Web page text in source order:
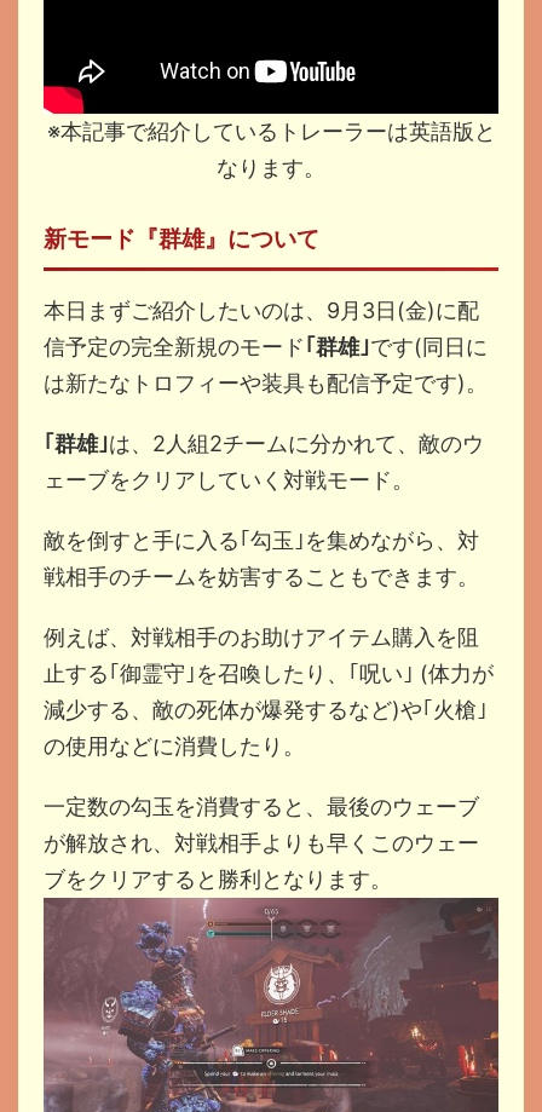
※本記事で紹介しているトレーラーは英語版と
なります。
新モード『群雄』について
本日まずご紹介したいのは、9月3日(金)に配
信予定の完全新規のモード｢群雄｣です(同日に
は新たなトロフィーや装具も配信予定です)。
｢群雄｣は、2人組2チームに分かれて、敵のウ
ェーブをクリアしていく対戦モード。
敵を倒すと手に入る｢勾玉｣を集めながら、対
戦相手のチームを妨害することもできます。
例えば、対戦相手のお助けアイテム購入を阻
止する｢御霊守｣を召喚したり、｢呪い｣ (体力が
減少する、敵の死体が爆発するなど)や｢火槍｣
の使用などに消費したり。
一定数の勾玉を消費すると、最後のウェーブ
が解放され、対戦相手よりも早くこのウェー
ブをクリアすると勝利となります。